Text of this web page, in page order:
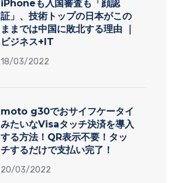
iPhoneも入国審査も「顔認
証」、技術トップの日本がこの
ままでは中国に敗北する理由 ｜
ビジネス+IT
18/03/2022
moto g30でおサイフケータイ
みたいなVisaタッチ決済を導入
する方法！QR表示不要！タッ
チするだけで支払い完了！
20/03/2022